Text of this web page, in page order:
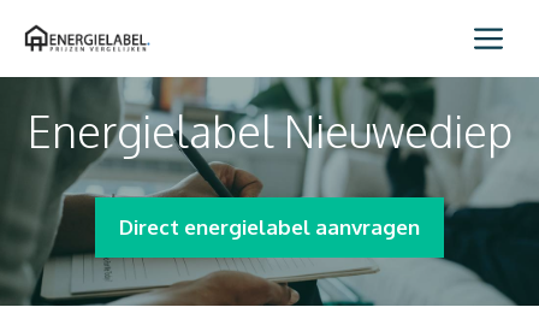
naar
Energielabel Nieuwediep
Direct energielabel aanvragen